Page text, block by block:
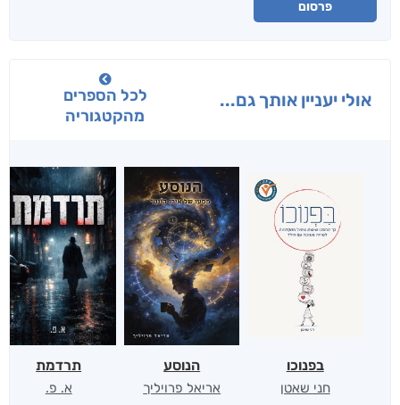
פרסום
אולי יעניין אותך גם...
לכל הספרים
מהקטגוריה
בפנוכו
חני שאטן
הנוסע
אריאל פרויליך
תרדמת
א. פ.